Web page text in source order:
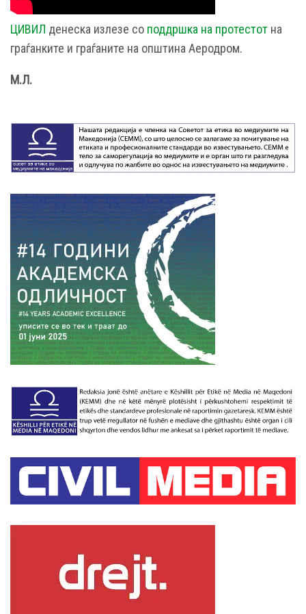
ЦИВИЛ денеска излезе со поддршка на протестот на
граѓанките и граѓаните на општина Аеродром.
М.Л.